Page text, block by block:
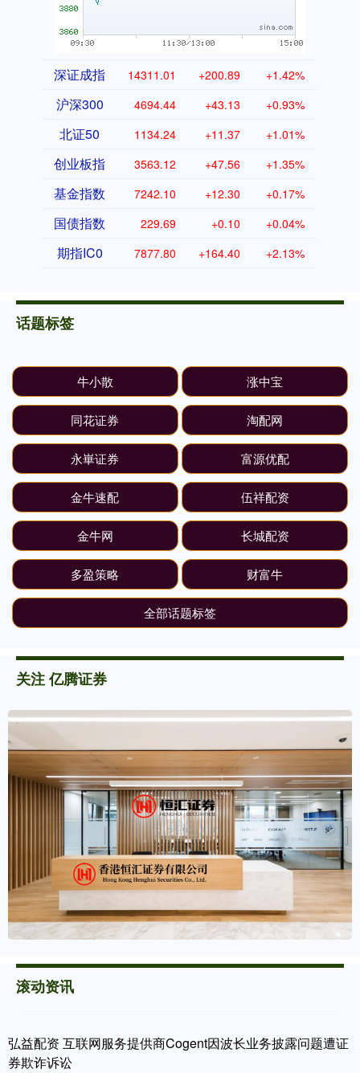
深证成指 14311.01 +200.89 +1.42%
沪深300 4694.44 +43.13 +0.93%
北证50 1134.24 +11.37 +1.01%
创业板指 3563.12 +47.56 +1.35%
基金指数 7242.10 +12.30 +0.17%
国债指数 229.69 +0.10 +0.04%
期指IC0 7877.80 +164.40 +2.13%
话题标签
牛小散 涨中宝
同花证券 淘配网
永崋证券 富源优配
金牛速配 伍祥配资
金牛网 长城配资
多盈策略 财富牛
全部话题标签
关注 亿腾证券
滚动资讯
弘益配资 互联网服务提供商Cogent因波长业务披露问题遭证
券欺诈诉讼